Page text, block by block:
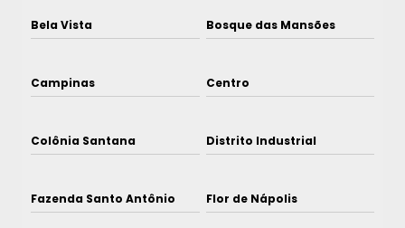
Bela Vista Bosque das Mansões
Campinas Centro
Colônia Santana Distrito Industrial
Fazenda Santo Antônio Flor de Nápolis